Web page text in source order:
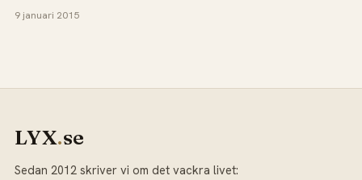
9 januari 2015
LYX.se
Sedan 2012 skriver vi om det vackra livet: